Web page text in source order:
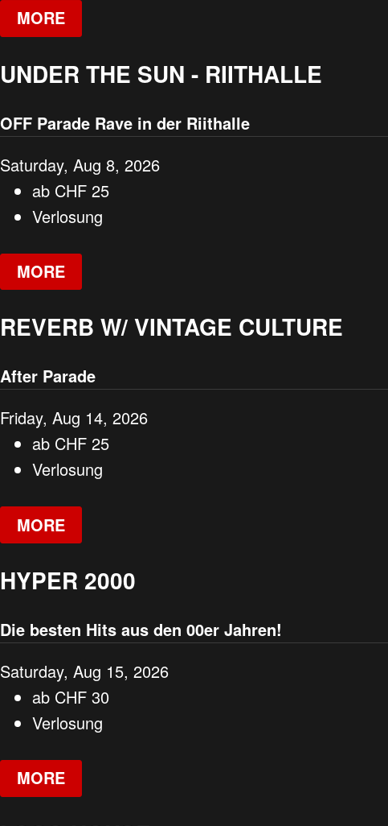
MORE
UNDER THE SUN - RIITHALLE
OFF Parade Rave in der Riithalle
Saturday, Aug 8, 2026
ab CHF 25
Verlosung
MORE
REVERB W/ VINTAGE CULTURE
After Parade
Friday, Aug 14, 2026
ab CHF 25
Verlosung
MORE
HYPER 2000
Die besten Hits aus den 00er Jahren!
Saturday, Aug 15, 2026
ab CHF 30
Verlosung
MORE